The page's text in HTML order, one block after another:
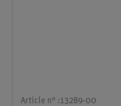
Article n° :13289-00